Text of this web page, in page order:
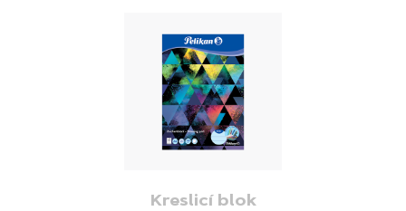
Kreslicí blok